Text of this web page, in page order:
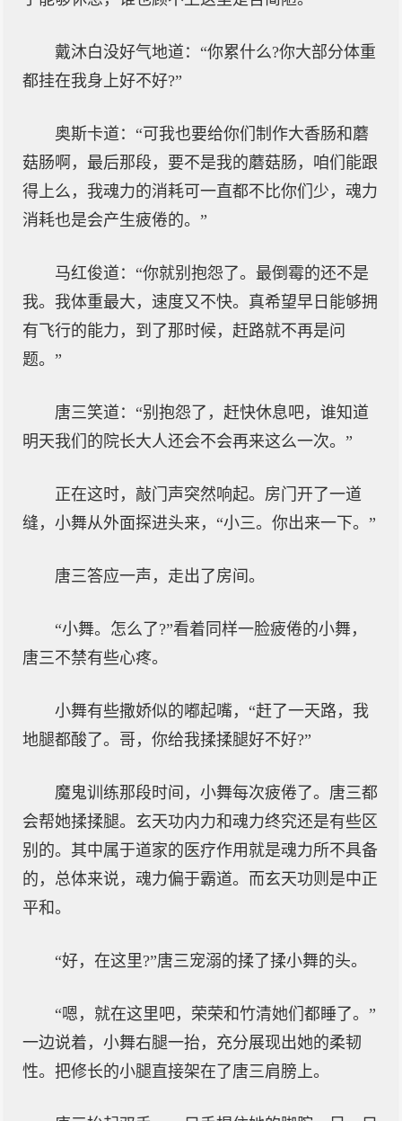
戴沐白没好气地道：“你累什么?你大部分体重
都挂在我身上好不好?”
奥斯卡道：“可我也要给你们制作大香肠和蘑
菇肠啊，最后那段，要不是我的蘑菇肠，咱们能跟
得上么，我魂力的消耗可一直都不比你们少，魂力
消耗也是会产生疲倦的。”
马红俊道：“你就别抱怨了。最倒霉的还不是
我。我体重最大，速度又不快。真希望早日能够拥
有飞行的能力，到了那时候，赶路就不再是问
题。”
唐三笑道：“别抱怨了，赶快休息吧，谁知道
明天我们的院长大人还会不会再来这么一次。”
正在这时，敲门声突然响起。房门开了一道
缝，小舞从外面探进头来，“小三。你出来一下。”
唐三答应一声，走出了房间。
“小舞。怎么了?”看着同样一脸疲倦的小舞，
唐三不禁有些心疼。
小舞有些撒娇似的嘟起嘴，“赶了一天路，我
地腿都酸了。哥，你给我揉揉腿好不好?”
魔鬼训练那段时间，小舞每次疲倦了。唐三都
会帮她揉揉腿。玄天功内力和魂力终究还是有些区
别的。其中属于道家的医疗作用就是魂力所不具备
的，总体来说，魂力偏于霸道。而玄天功则是中正
平和。
“好，在这里?”唐三宠溺的揉了揉小舞的头。
“嗯，就在这里吧，荣荣和竹清她们都睡了。”
一边说着，小舞右腿一抬，充分展现出她的柔韧
性。把修长的小腿直接架在了唐三肩膀上。